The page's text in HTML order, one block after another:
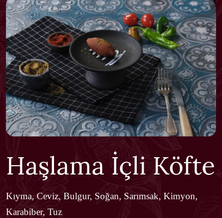
Haşlama İçli Köfte
Kıyma, Ceviz, Bulgur, Soğan, Sarımsak, Kimyon,
Karabiber, Tuz